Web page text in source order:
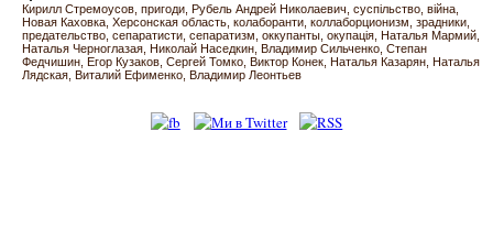
Кирилл Стремоусов пригоди Рубель Андрей Николаевич суспільство війна
Новая Каховка Херсонская область колаборанти коллаборционизм
зрадники
предательство сепаратисти сепаратизм оккупанты окупація Наталья Мармий
Наталья Черноглазая Николай Наседкин Владимир Сильченко Степан
Федчишин Егор Кузаков Сергей Томко Виктор Конек Наталья Казарян Наталья
Лядская Виталий Ефименко Владимир Леонтьев